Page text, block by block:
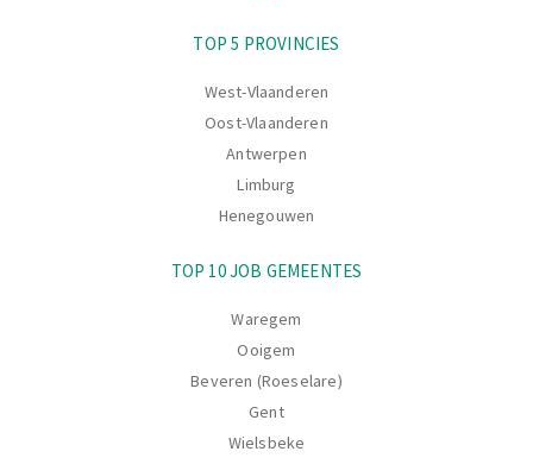
TOP 5 PROVINCIES
West-Vlaanderen
Oost-Vlaanderen
Antwerpen
Limburg
Henegouwen
TOP 10 JOB GEMEENTES
Waregem
Ooigem
Beveren (Roeselare)
Gent
Wielsbeke